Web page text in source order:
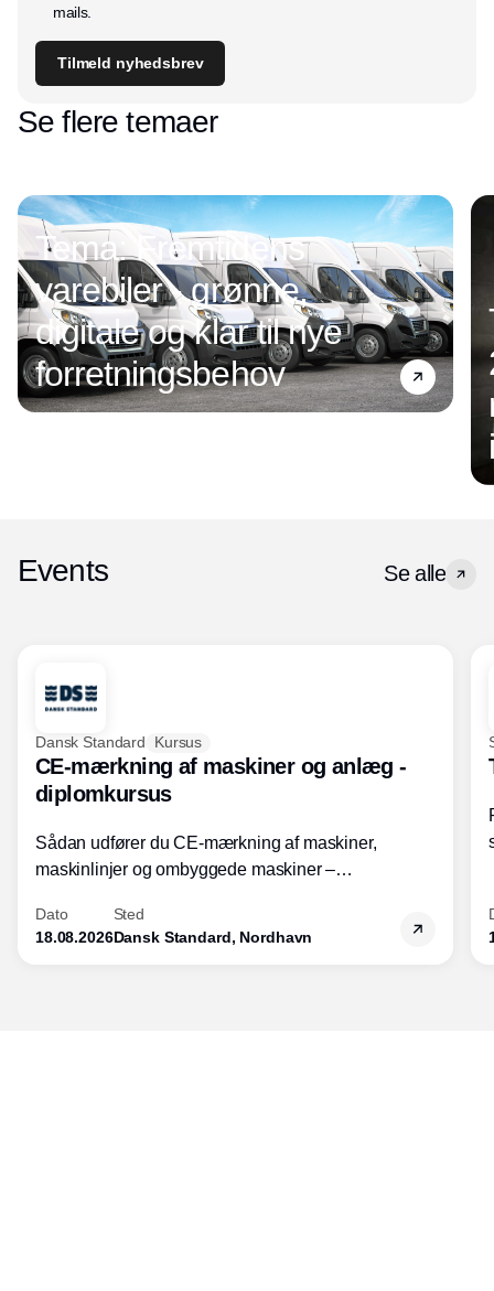
mails.
Tilmeld nyhedsbrev
Se flere temaer
Tema: Fremtidens
varebiler - grønne,
digitale og klar til nye
forretningsbehov
Events Se alle
Dansk Standard Kursus
CE-mærkning af maskiner og anlæg -
diplomkursus
Sådan udfører du CE-mærkning af maskiner,
maskinlinjer og ombyggede maskiner –
Dato
18.08.2026
Sted
Dansk Standard, Nordhavn